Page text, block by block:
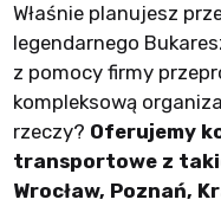
Właśnie planujesz
legendarnego
z pomocy firmy
kompleksową
rzeczy? Oferujemy
transportowe z
Wrocław, Poznań,